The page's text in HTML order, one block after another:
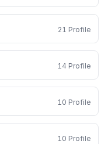
21 Profile
14 Profile
10 Profile
10 Profile